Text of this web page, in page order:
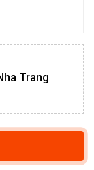
Trang